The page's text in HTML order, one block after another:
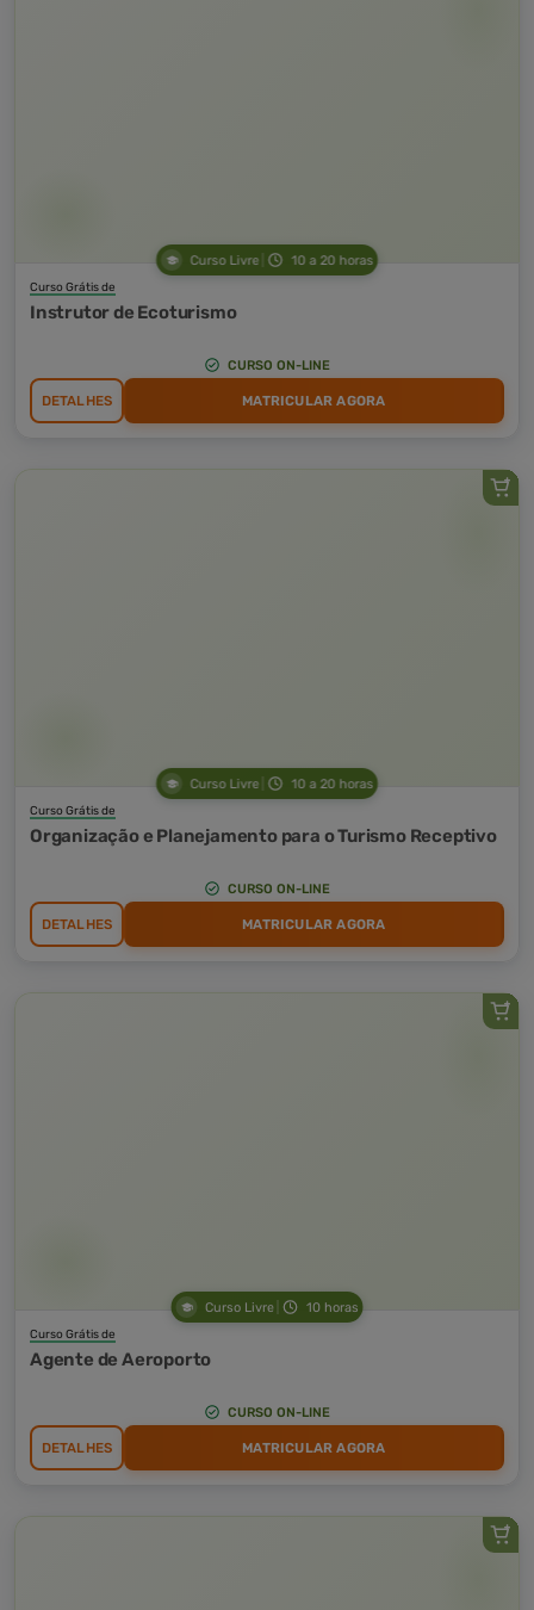
Curso Livre 10 a 20 horas
Curso Grátis de
Instrutor de Ecoturismo
CURSO ON-LINE
DETALHES MATRICULAR AGORA
Curso Livre 10 a 20 horas
Curso Grátis de
Organização e Planejamento para o Turismo Receptivo
CURSO ON-LINE
DETALHES MATRICULAR AGORA
Curso Livre 10 horas
Curso Grátis de
Agente de Aeroporto
CURSO ON-LINE
DETALHES MATRICULAR AGORA